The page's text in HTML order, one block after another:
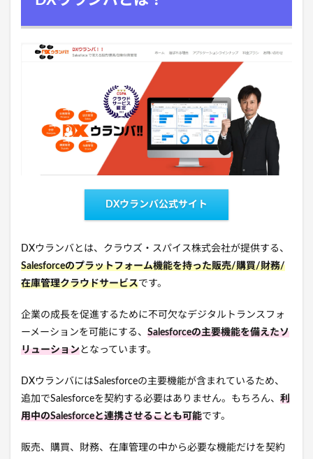
DXウランバ公式サイト
DXウランバとは、クラウズ・スパイス株式会社が提供する、
Salesforceのプラットフォーム機能を持った販売/購買/財務/
在庫管理クラウドサービスです。
企業の成長を促進するために不可欠なデジタルトランスフォ
ーメーションを可能にする、 Salesforceの主要機能を備えたソ
リューションとなっています。
DXウランバにはSalesforceの主要機能が含まれているため、
追加でSalesforceを契約する必要はありません。もちろん、 利
用中のSalesforceと連携させることも可能です。
販売、購買、財務、在庫管理の中から必要な機能だけを契約